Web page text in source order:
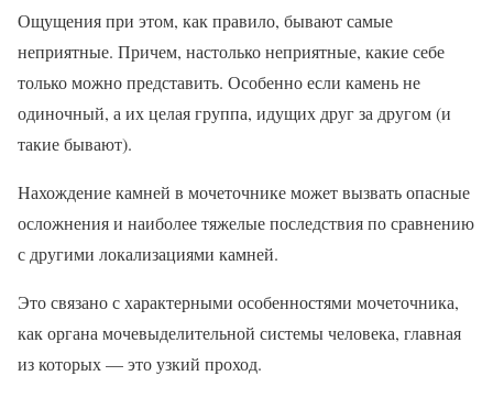
Ощущения при этом, как правило, бывают самые
неприятные. Причем, настолько неприятные, какие себе
только можно представить. Особенно если камень не
одиночный, а их целая группа, идущих друг за другом (и
такие бывают).
Нахождение камней в мочеточнике может вызвать опасные
осложнения и наиболее тяжелые последствия по сравнению
с другими локализациями камней.
Это связано с характерными особенностями мочеточника,
как органа мочевыделительной системы человека, главная
из которых — это узкий проход.